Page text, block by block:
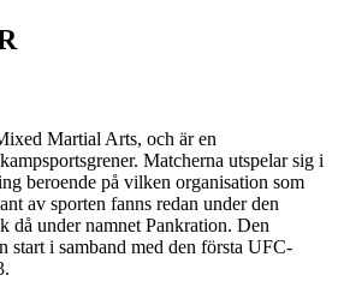
Martial Arts, och är en
Matcherna utspelar sig i
beroende på vilken organisation som
av sporten fanns redan under den
då under namnet Pankration. Den
start i samband med den första UFC-